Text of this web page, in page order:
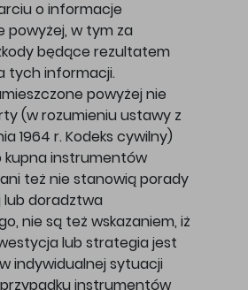
o informacje
powyżej, w tym za
będące rezultatem
tych informacji.
powyżej nie
(w rozumieniu ustawy z
1964 r. Kodeks cywilny)
kupna instrumentów
też nie stanowią porady
doradztwa
nie są też wskazaniem, iż
lub strategia jest
indywidualnej sytuacji
instrumentów